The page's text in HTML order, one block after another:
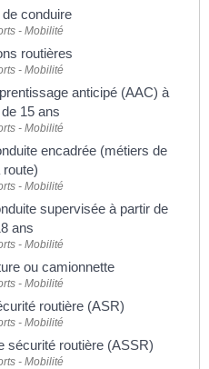
conduire
- Mobilité
routières
- Mobilité
anticipé (AAC) à
15 ans
- Mobilité
encadrée (métiers de
route)
- Mobilité
supervisée à partir de
ans
- Mobilité
ou camionnette
- Mobilité
routière (ASR)
- Mobilité
sécurité routière (ASSR)
- Mobilité